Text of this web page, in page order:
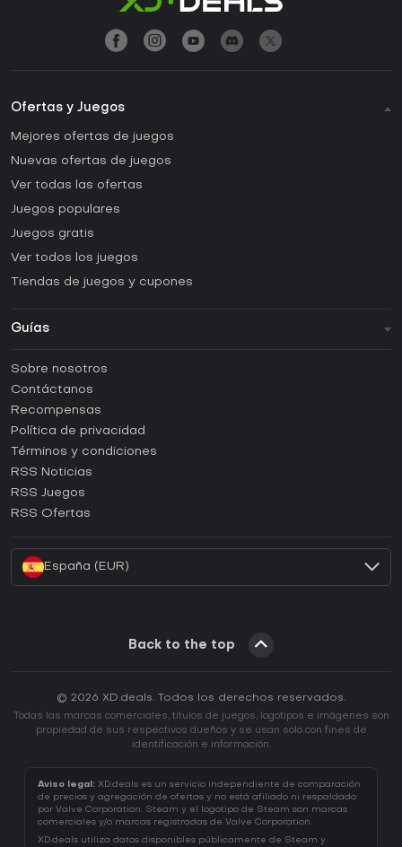
Ofertas y Juegos
Mejores ofertas de juegos
Nuevas ofertas de juegos
Ver todas las ofertas
Juegos populares
Juegos gratis
Ver todos los juegos
Tiendas de juegos y cupones
Guías
Guías y tutoriales
¿Cómo activar una CD Key de Steam?
¿Cómo activar una CD Key de Epic Games?
¿Cómo activar una CD Key de GOG?
¿Cómo activar una CD Key de Ubisoft Connect?
Sobre nosotros
Contáctanos
Recompensas
Política de privacidad
Términos y condiciones
RSS Noticias
RSS Juegos
RSS Ofertas
España (EUR)
Back to the top
© 2026 XD.deals. Todos los derechos reservados.
Todas las marcas comerciales, títulos de juegos, logotipos e imágenes son
propiedad de sus respectivos dueños y se usan solo con fines de
identificación e información.
Aviso legal: XD.deals es un servicio independiente de comparación
de precios y agregación de ofertas y no está afiliado ni respaldado
por Valve Corporation. Steam y el logotipo de Steam son marcas
comerciales y/o marcas registradas de Valve Corporation.
XD.deals utiliza datos disponibles públicamente de Steam y